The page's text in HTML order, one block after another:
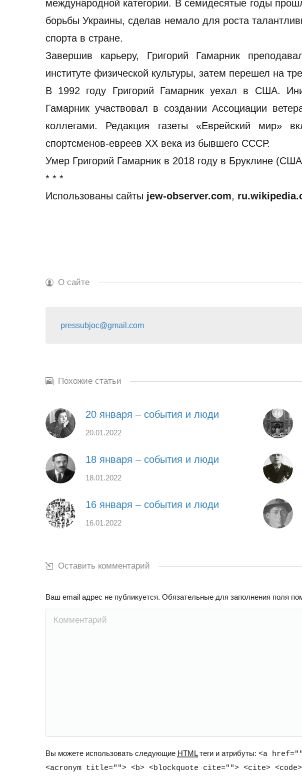
международной категории. В семидесятые годы
борьбы Украины, сделав немало для роста
спорта в стране.
Завершив карьеру, Григорий Гамарник
институте физической культуры, затем перешел на
В 1992 году Григорий Гамарник уехал в США.
Гамарник участвовал в создании Ассоциации
коллегами. Редакция газеты «Еврейский мир»
спортсменов-евреев ХХ века из бывшего СССР.
Умер Григорий Гамарник в 2018 году в Бруклине
* * *
Использованы сайты jew-observer.com,
О сайте
pressubjoc@gmail.com
Похожие статьи
20 января – события и люди
20.01.2022
18 января – события и люди
18.01.2022
16 января – события и люди
16.01.2022
Оставить комментарий
Ваш email адрес не публикуется. Обязательные для заполнения поля
Комментарий
Вы можете использовать следующие HTMLтеги и атрибуты: <a
<acronym title=""> <b> <blockquote cite=""> <cite>